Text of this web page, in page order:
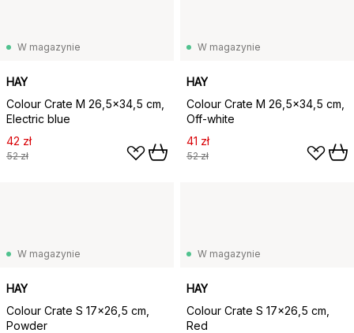
W magazynie
HAY
Colour Crate M 26,5x34,5 cm,
Electric blue
42 zł
52 zł
W magazynie
HAY
Colour Crate M 26,5x34,5 cm,
Off-white
41 zł
52 zł
W magazynie
HAY
Colour Crate S 17x26,5 cm,
Powder
W magazynie
HAY
Colour Crate S 17x26,5 cm,
Red